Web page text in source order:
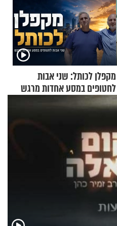
מקפלן לכותל: שני אבות
לחטופים במסע אחדות מרגש